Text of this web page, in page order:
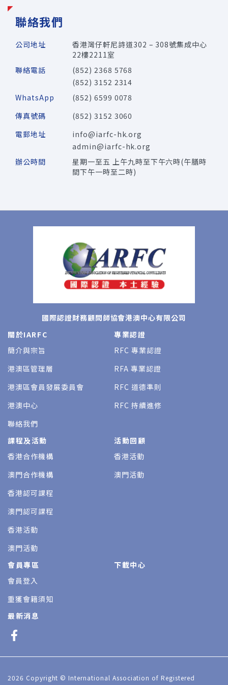
聯絡我們
公司地址
香港灣仔軒尼詩道302 – 308號集成中心
22樓2211室
聯絡電話
(852) 2368 5768
(852) 3152 2314
WhatsApp
(852) 6599 0078
傳真號碼
(852) 3152 3060
電郵地址
info@iarfc-hk.org
admin@iarfc-hk.org
辦公時間
星期一至五 上午九時至下午六時(午膳時
間下午一時至二時)
國際認證財務顧問師協會港澳中心有限公司
關於IARFC
簡介與宗旨
港澳區管理層
港澳區會員發展委員會
港澳中心
聯絡我們
專業認證
RFC 專業認證
RFA 專業認證
RFC 道德準則
RFC 持續進修
課程及活動
香港合作機構
澳門合作機構
香港認可課程
澳門認可課程
香港活動
澳門活動
活動回顧
香港活動
澳門活動
會員專區
會員登入
重獲會籍須知
下載中心
最新消息
2026 Copyright © International Association of Registered